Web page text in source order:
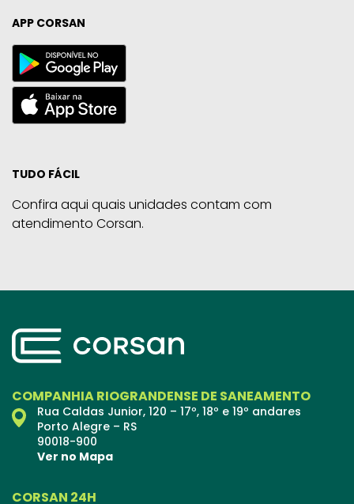
APP CORSAN
TUDO FÁCIL
Confira aqui quais unidades contam com
atendimento Corsan.
COMPANHIA RIOGRANDENSE DE SANEAMENTO
Rua Caldas Junior, 120 – 17º, 18º e 19º andares
Porto Alegre – RS
90018-900
Ver no Mapa
CORSAN 24H